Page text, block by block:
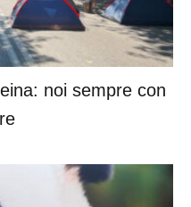
noi sempre con